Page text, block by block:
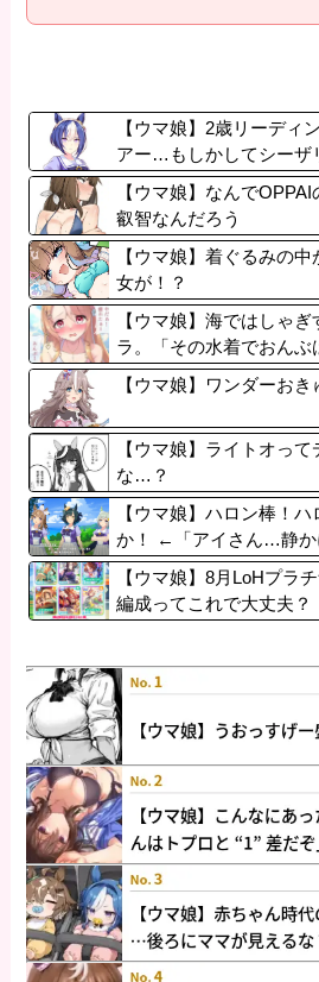
【ウマ娘】2歳リーディ
アー…もしかしてシーザ
【ウマ娘】なんで
叡智なんだろう
【ウマ娘】着ぐるみの
女が！？
【ウマ娘】海ではしゃ
ラ。「その水着でおんぶ
【ウマ娘】ワンダーお
【ウマ娘】ライトオっ
な…？
【ウマ娘】ハロン棒！
か！ ←「アイさん…静か
【ウマ娘】8月LoHプラ
編成ってこれで大丈夫？